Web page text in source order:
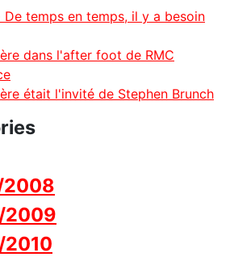
De temps en temps, il y a besoin
dans l'after foot de RMC
était l'invité de Stephen Brunch
2008
2009